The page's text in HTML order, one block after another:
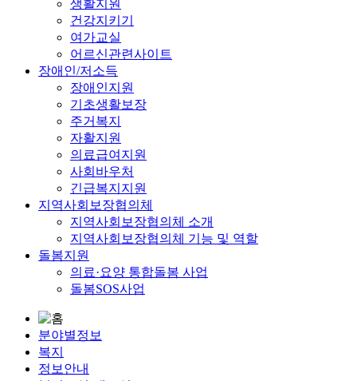
생활지원
건강지키기
여가교실
어르신관련사이트
장애인/저소득
장애인지원
기초생활보장
주거복지
자활지원
의료급여지원
사회바우처
긴급복지지원
지역사회보장협의체
지역사회보장협의체 소개
지역사회보장협의체 기능 및 역할
돌봄지원
의료·요양 통합돌봄 사업
돌봄SOS사업
분야별정보
복지
정보안내